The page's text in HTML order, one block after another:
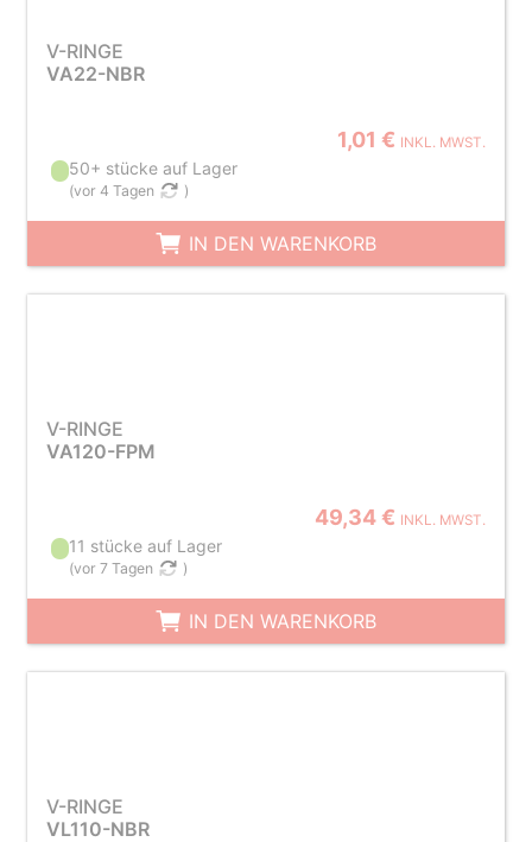
V-RINGE
VA22-NBR
1,01 € INKL. MWST.
50+ stücke auf Lager
(vor 4 Tagen )
IN DEN WARENKORB
V-RINGE
VA120-FPM
49,34 € INKL. MWST.
11 stücke auf Lager
(vor 7 Tagen )
IN DEN WARENKORB
V-RINGE
VL110-NBR